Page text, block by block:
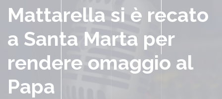
Mattarella si è recato
a Santa Marta per
rendere omaggio al
Papa